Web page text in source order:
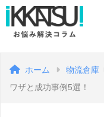
ホーム 物流倉庫
ワザと成功事例5選！